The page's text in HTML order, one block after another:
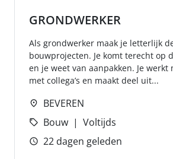
GRONDWERKER
Als grondwerker maak je letterlijk
bouwprojecten. Je komt terecht op
en je weet van aanpakken. Je werkt
met collega’s en maakt deel uit...
BEVEREN
Bouw
Voltijds
22 dagen geleden